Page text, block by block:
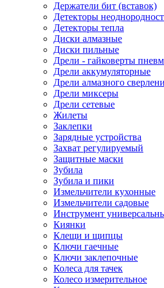
Держатели бит (вставок)
Детекторы
Детекторы тепла
Диски алмазные
Диски пильные
Дрели - гайковерты
Дрели аккумуляторные
Дрели алмазного
Дрели миксеры
Дрели сетевые
Жилеты
Заклепки
Зарядные устройства
Захват регулируемый
Защитные маски
Зубила
Зубила и пики
Измельчители кухонные
Измельчители садовые
Инструмент
Киянки
Клещи и щипцы
Ключи гаечные
Ключи заклепочные
Колеса для тачек
Колесо измерительное